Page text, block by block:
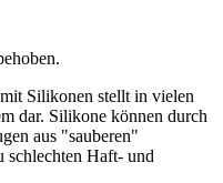
Silikonen stellt in vielen
dar. Silikone können durch
aus "sauberen"
schlechten Haft- und